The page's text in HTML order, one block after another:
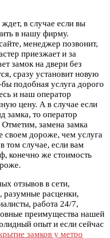
в случае если вы
в нашу фирму.
менеджер позвонит,
приезжает и за
замок на двери без
сразу установит новую
подобная услуга дорого
и наш оператор
цену. А в случае если
замка, то оператор
замена замка
своем дороже, чем услуга
том случае, если вам
конечно же стоимость
отзывов в сети,
разумные расценки,
работа 24/7,
преимущества нашей
опыт и если сейчас
замков у метро